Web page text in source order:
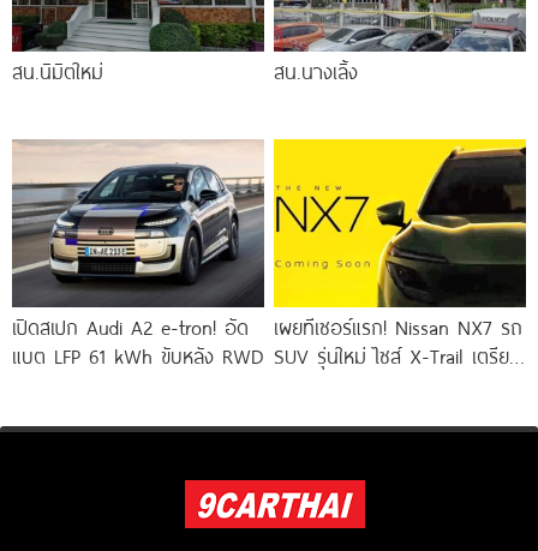
สน.นิมิตใหม่ สน.นางเลิ้ง
เปิดสเปก Audi A2 e-tron! อัด
แบต LFP 61 kWh ขับหลัง RWD
เผยทีเซอร์แรก! Nissan NX7 รถ
SUV รุ่นใหม่ ไซส์ X-Trail เตรียม